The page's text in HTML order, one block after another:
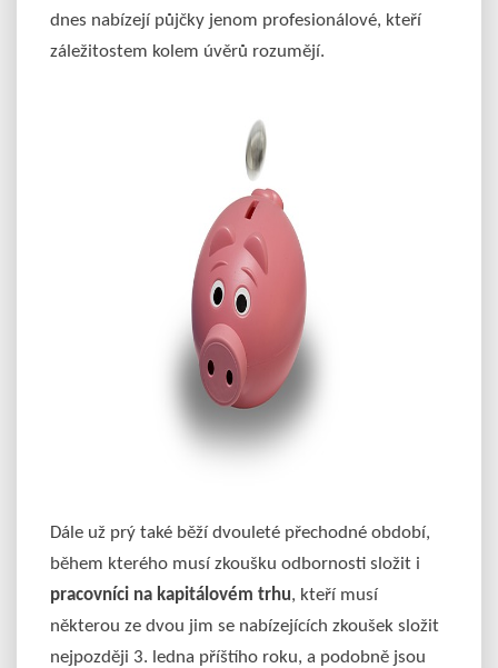
dnes nabízejí půjčky jenom profesionálové, kteří
záležitostem kolem úvěrů rozumějí.
Dále už prý také běží dvouleté přechodné období,
během kterého musí zkoušku odbornosti složit i
pracovníci na kapitálovém trhu, kteří musí
některou ze dvou jim se nabízejících zkoušek složit
nejpozději 3. ledna příštího roku, a podobně jsou